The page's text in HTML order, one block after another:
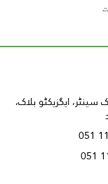
87-88، سوک سینٹر، ایگزیکٹو بلاک،